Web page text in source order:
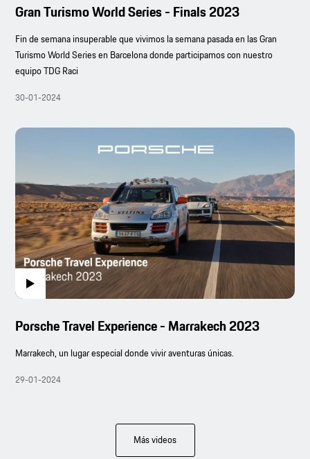
Gran Turismo World Series - Finals 2023
Fin de semana insuperable que vivimos la semana pasada en las Gran
Turismo World Series en Barcelona donde participamos con nuestro
equipo TDG Raci
30-01-2024
Porsche Travel Experience - Marrakech 2023
Marrakech, un lugar especial donde vivir aventuras únicas.
29-01-2024
Más videos